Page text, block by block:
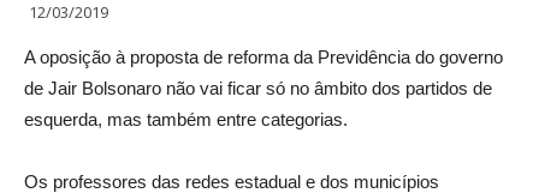
12/03/2019
A oposição à proposta de reforma da Previdência do governo
de Jair Bolsonaro não vai ficar só no âmbito dos partidos de
esquerda, mas também entre categorias.
Os professores das redes estadual e dos municípios